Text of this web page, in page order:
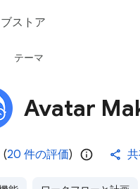
ストア
テーマ
Avatar
(20 件の評価)